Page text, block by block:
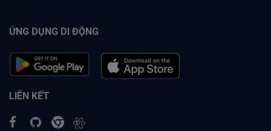
ỨNG DỤNG DI ĐỘNG
LIÊN KẾT